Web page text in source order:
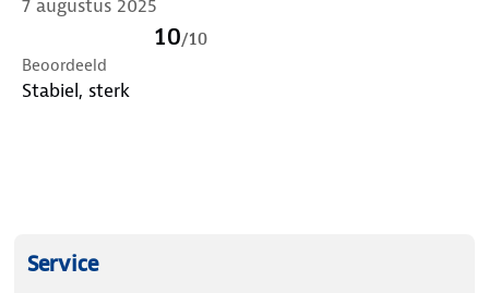
7 augustus 2025
10/10
Beoordeeld
Stabiel, sterk
Service